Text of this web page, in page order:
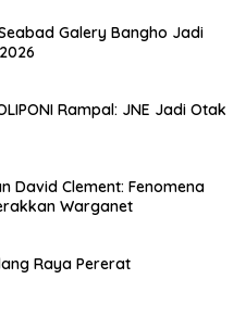
Galery Bangho Jadi
Rampal: JNE Jadi Otak
David Clement: Fenomena
Warganet
Raya Pererat